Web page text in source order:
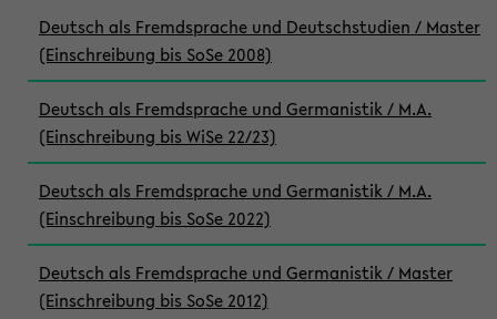
Deutsch als Fremdsprache und Deutschstudien / Master
(Einschreibung bis SoSe 2008)
Deutsch als Fremdsprache und Germanistik / M.A.
(Einschreibung bis WiSe 22/23)
Deutsch als Fremdsprache und Germanistik / M.A.
(Einschreibung bis SoSe 2022)
Deutsch als Fremdsprache und Germanistik / Master
(Einschreibung bis SoSe 2012)